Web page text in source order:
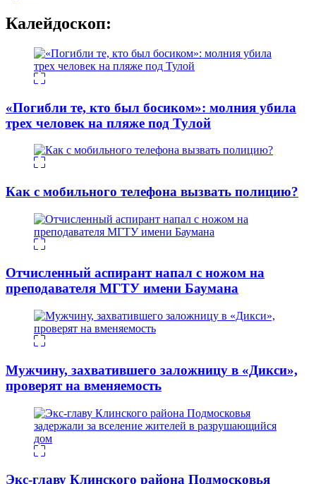
Калейдоскоп:
«Погибли те, кто был босиком»: молния убила
трех человек на пляже под Тулой
Как с мобильного телефона вызвать полицию?
Отчисленный аспирант напал с ножом на
преподавателя МГТУ имени Баумана
Мужчину, захватившего заложницу в «Дикси»,
проверят на вменяемость
Экс-главу Клинского района Подмосковья